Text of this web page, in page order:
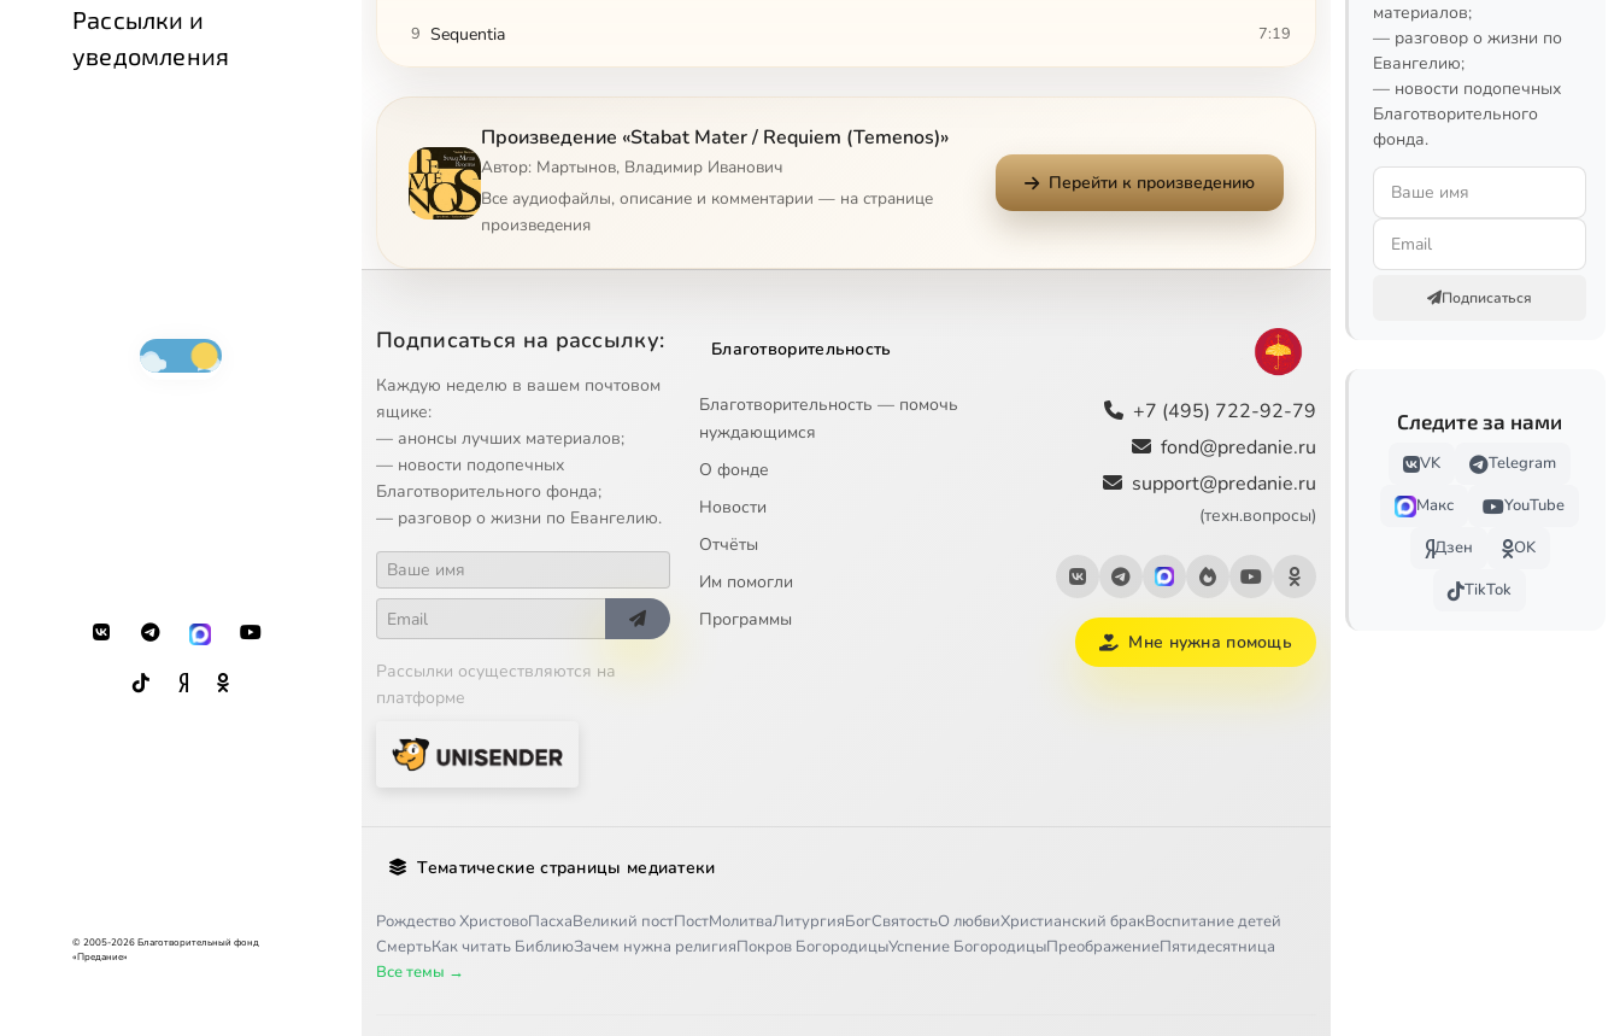
Рассылки и
уведомления
© 2005-2026 Благотворительный фонд
«Предание»
9 Sequentia 7:19
Sanctus
12 Agnus Dei 2:38
Произведение «Stabat Mater / Requiem (Temenos)»
Автор: Мартынов, Владимир Иванович
Все аудиофайлы, описание и комментарии — на странице
произведения
Перейти к произведению
Подписаться на рассылку:
Каждую неделю в вашем почтовом
ящике:
— анонсы лучших материалов;
— новости подопечных
Благотворительного фонда;
— разговор о жизни по Евангелию.
Рассылки осуществляются на
платформе
Благотворительность
Благотворительность — помочь
нуждающимся
О фонде
Новости
Отчёты
Им помогли
Программы
+7 (495) 722-92-79
fond@predanie.ru
support@predanie.ru
(техн.вопросы)
Мне нужна помощь
Тематические страницы медиатеки
Рождество ХристовоПасхаВеликий постПостМолитваЛитургияБогСвятостьО любвиХристианский бракВоспитание детей
СмертьКак читать БиблиюЗачем нужна религияПокров БогородицыУспение БогородицыПреображениеПятидесятница
Все темы →
материалов;
— разговор о жизни по
Евангелию;
— новости подопечных
Благотворительного
фонда.
Подписаться
Следите за нами
VK
Telegram
Макс
YouTube
Дзен
OK
TikTok